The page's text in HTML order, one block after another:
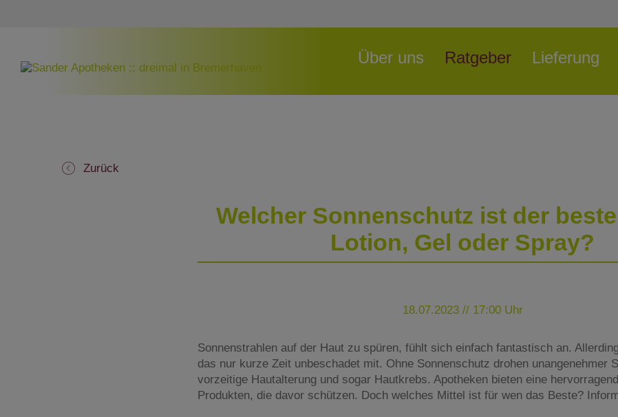
Navigation
überspringen
Über uns Ratgeber Lieferung
Zurück
Welcher Sonnenschutz ist der
Lotion, Gel oder Spray?
18.07.2023 // 17:00 Uhr
Sonnenstrahlen auf der Haut zu spüren, fühlt sich einfach fantastisch an.
das nur kurze Zeit unbeschadet mit. Ohne Sonnenschutz drohen unangenehmer
vorzeitige Hautalterung und sogar Hautkrebs. Apotheken bieten eine
Produkten, die davor schützen. Doch welches Mittel ist für wen das Beste?